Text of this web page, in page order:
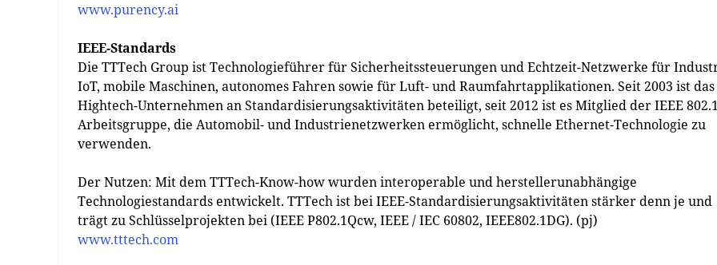
www.purency.ai
IEEE-Standards
Die TTTech Group ist Technologieführer für Sicherheitssteuerungen und Echtzeit-Netzwerke für
IoT, mobile Maschinen, autonomes Fahren sowie für Luft- und Raumfahrtapplikationen. Seit 2003 ist das
Hightech-Unternehmen an Standardisierungsaktivitäten beteiligt, seit 2012 ist es Mitglied der IEEE
Arbeitsgruppe, die Automobil- und Industrienetzwerken ermöglicht, schnelle Ethernet-Technologie zu
verwenden.
Der Nutzen: Mit dem TTTech-Know-how wurden interoperable und herstellerunabhängige
Technologiestandards entwickelt. TTTech ist bei IEEE-Standardisierungsaktivitäten stärker denn je und
trägt zu Schlüsselprojekten bei (IEEE P802.1Qcw, IEEE / IEC 60802, IEEE802.1DG). (pj)
www.tttech.com